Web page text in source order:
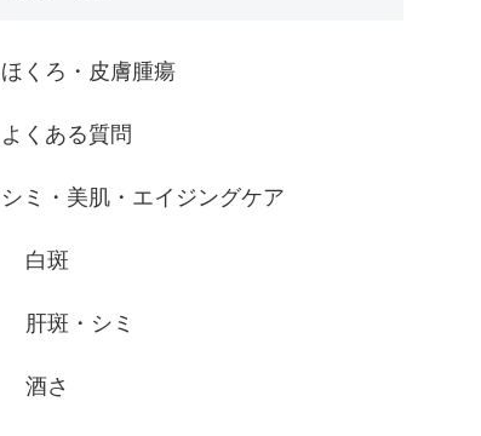
ほくろ・皮膚腫瘍
よくある質問
シミ・美肌・エイジングケア
白斑
肝斑・シミ
酒さ